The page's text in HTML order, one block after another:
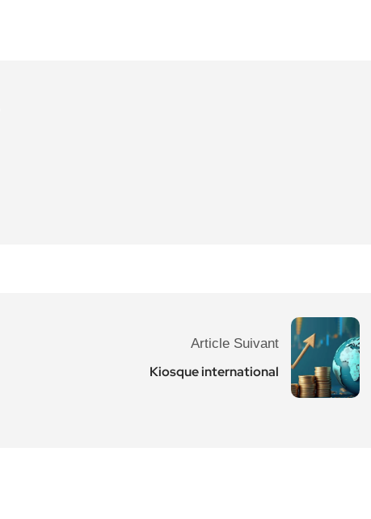
Article Suivant
Kiosque international